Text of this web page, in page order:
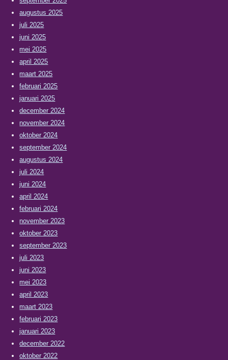
augustus 2025
juli 2025
juni 2025
mei 2025
april 2025
maart 2025
februari 2025
januari 2025
december 2024
november 2024
oktober 2024
september 2024
augustus 2024
juli 2024
juni 2024
april 2024
februari 2024
november 2023
oktober 2023
september 2023
juli 2023
juni 2023
mei 2023
april 2023
maart 2023
februari 2023
januari 2023
december 2022
oktober 2022